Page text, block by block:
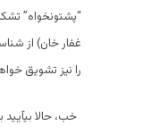
“پشتونخواه”
غفار خان) از
را نیز تشویق
خب، حالا